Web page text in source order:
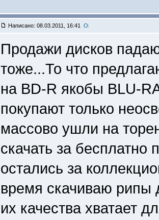
Написано: 08.03.2011, 16:41
Продажи дисков
тоже...То что
на BD-R якобы BLU-
покупают только
массово ушли на
скачать за бесплатно
остались за
время скачиваю рипы
их качества хватает